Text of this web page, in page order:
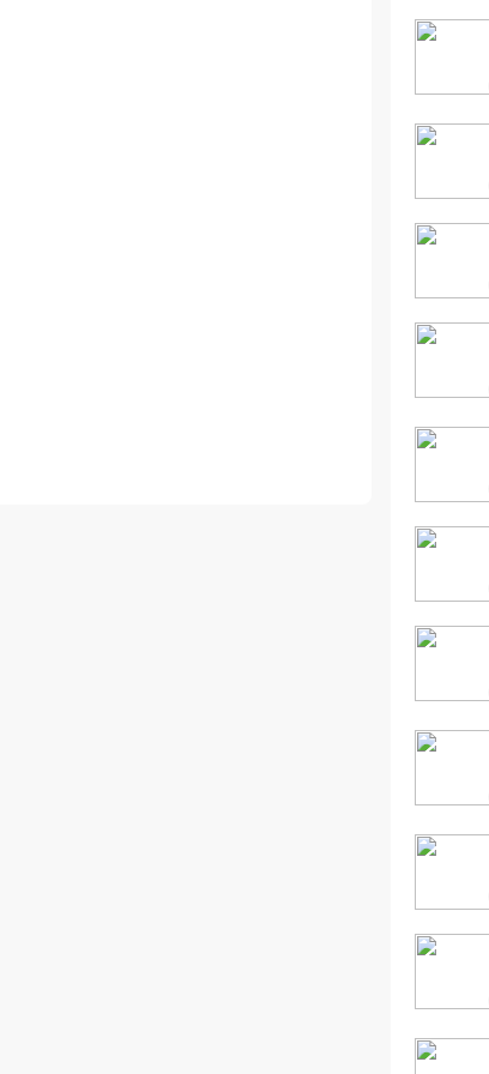
[10] 【英
[11] 【
[12] 【英
[13] 【英